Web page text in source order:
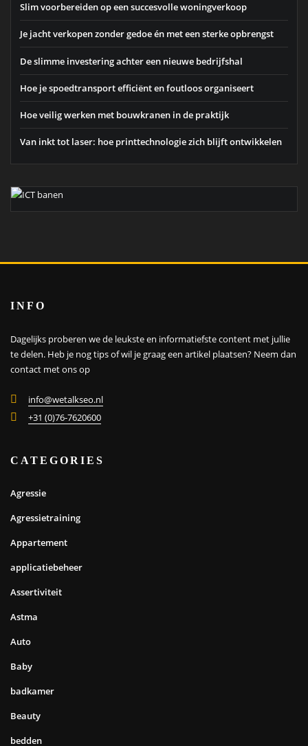
Slim voorbereiden op een succesvolle woningverkoop
Je jacht verkopen zonder gedoe én met een sterke opbrengst
De slimme investering achter een nieuwe bedrijfshal
Hoe je spoedtransport efficiënt en foutloos organiseert
Hoe veilig werken met bouwkranen in de praktijk
Van inkt tot laser: hoe printtechnologie zich blijft ontwikkelen
INFO
Dagelijks proberen we de leukste en informatiefste content met jullie
te delen. Heb je nog tips of wil je graag een artikel plaatsen? Neem dan
contact met ons op
info@wetalkseo.nl
+31 (0)76-7620600
CATEGORIES
Agressie
Agressietraining
Appartement
applicatiebeheer
Assertiviteit
Astma
Auto
Baby
badkamer
Beauty
bedden